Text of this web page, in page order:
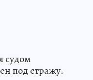
судом
под стражу.